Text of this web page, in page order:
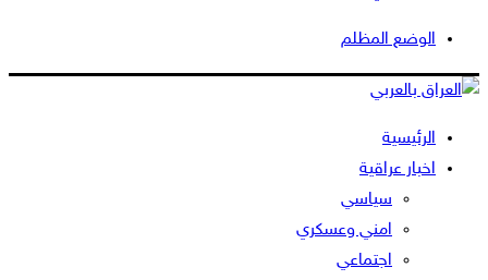
الوضع المظلم
الرئيسية
اخبار عراقية
سياسي
امني وعسكري
اجتماعي